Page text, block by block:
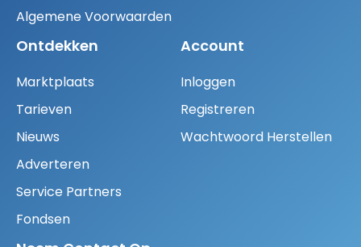
Algemene Voorwaarden
Ontdekken
Marktplaats
Tarieven
Nieuws
Adverteren
Service Partners
Fondsen
Account
Inloggen
Registreren
Wachtwoord Herstellen